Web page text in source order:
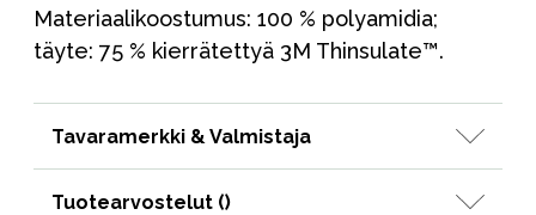
Materiaalikoostumus: 100 % polyamidia;
täyte: 75 % kierrätettyä 3M Thinsulate™.
Tavaramerkki & Valmistaja
Tuotearvostelut ()